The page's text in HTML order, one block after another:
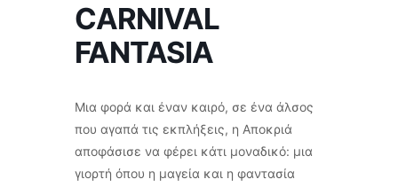
CARNIVAL
FANTASIA
Μια φορά και έναν καιρό, σε ένα άλσος
που αγαπά τις εκπλήξεις, η Αποκριά
αποφάσισε να φέρει κάτι μοναδικό: μια
γιορτή όπου η μαγεία και η φαντασία